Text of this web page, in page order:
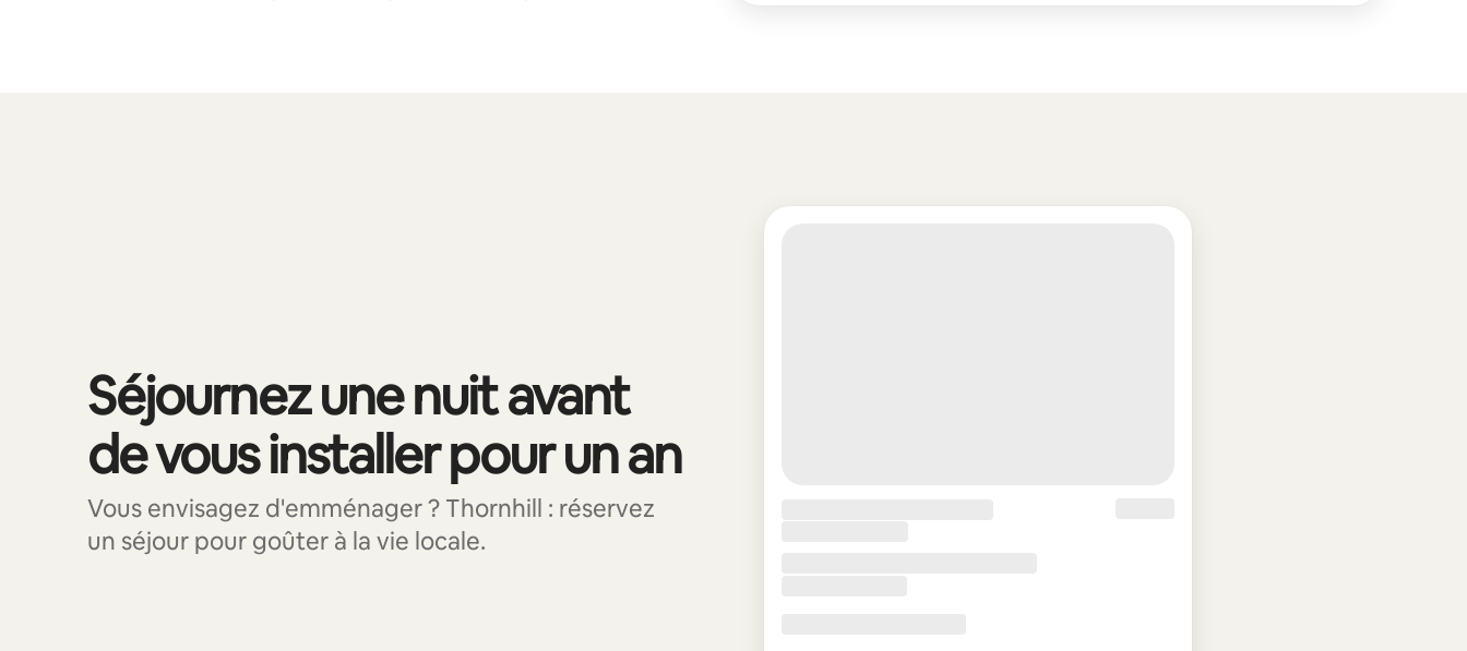
Séjournez une nuit avant
de vous installer pour un an
Vous envisagez d'emménager ? Thornhill : réservez
un séjour pour goûter à la vie locale.